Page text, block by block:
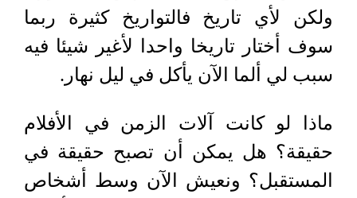
ولكن لأي تاريخ فالتواريخ كثيرة ربما
سوف أختار تاريخا واحدا لأغير شيئا فيه
سبب لي ألما الآن يأكل في ليل نهار.
ماذا لو كانت آلات الزمن في الأفلام
حقيقة؟ هل يمكن أن تصبح حقيقة في
المستقبل؟ ونعيش الآن وسط أشخاص